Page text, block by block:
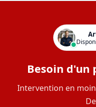
Besoin d'un
Intervention en